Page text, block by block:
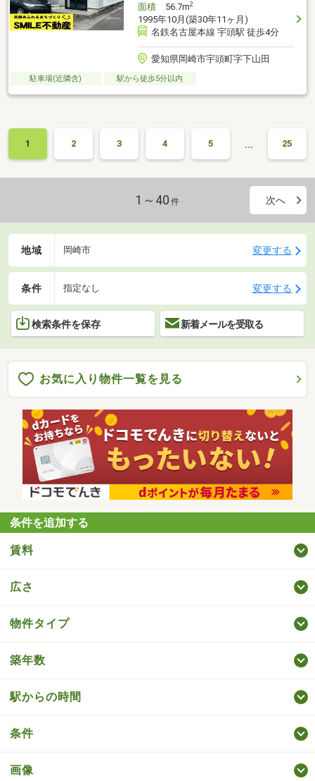
面積56.7m2
1995年10月(築30年11ヶ月)
名鉄名古屋本線 宇頭駅 徒歩4分
愛知県岡崎市宇頭町字下山田
駐車場(近隣含) 駅から徒歩5分以内
1 2 3 4 5 … 25
1～40 件 次へ
地域 岡崎市 変更する
条件 指定なし 変更する
検索条件を保存 新着メールを受取る
お気に入り物件一覧を見る
条件を追加する
賃料
広さ
物件タイプ
築年数
駅からの時間
条件
画像